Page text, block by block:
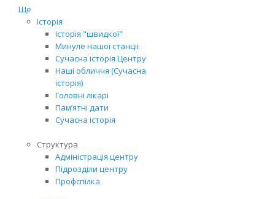
Ще
Історія
Історія "швидкої"
Минуле нашої станції
Сучасна історія Центру
Наші обличчя (Сучасна
історія)
Головні лікарі
Пам’ятні дати
Сучасна історія
Структура
Адміністрація центру
Підрозділи центру
Профспілка